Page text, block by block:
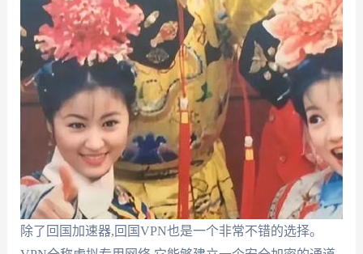
除了回国加速器,回国VPN也是一个非常不错的选择。